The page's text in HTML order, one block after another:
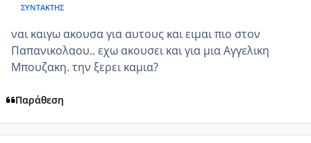
ΣΥΝΤΆΚΤΗΣ
ναι καιγω ακουσα για αυτους και ειμαι πιο στον
Παπανικολαου.. εχω ακουσει και για μια Αγγελικη
Μπουζακη. την ξερει καμια?
Παράθεση